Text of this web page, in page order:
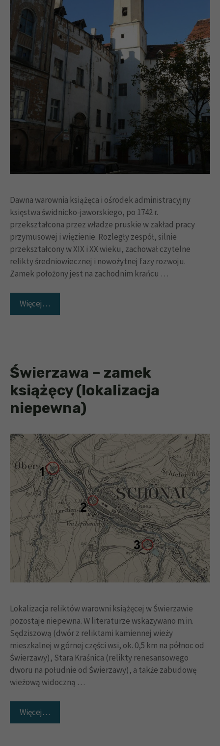
Dawna warownia książęca i ośrodek administracyjny
księstwa świdnicko-jaworskiego, po 1742 r.
przekształcona przez władze pruskie w zakład pracy
przymusowej i więzienie. Rozległy zespół, silnie
przekształcony w XIX i XX wieku, zachował czytelne
relikty średniowiecznej i nowożytnej fazy rozwoju.
Zamek położony jest na zachodnim krańcu …
Więcej…
Świerzawa – zamek
książęcy (lokalizacja
niepewna)
Lokalizacja reliktów warowni książęcej w Świerzawie
pozostaje niepewna. W literaturze wskazywano m.in.
Sędziszową (dwór z reliktami kamiennej wieży
mieszkalnej w górnej części wsi, ok. 0,5 km na północ od
Świerzawy), Stara Kraśnica (relikty renesansowego
dworu na południe od Świerzawy), a także zabudowę
wieżową widoczną …
Więcej…